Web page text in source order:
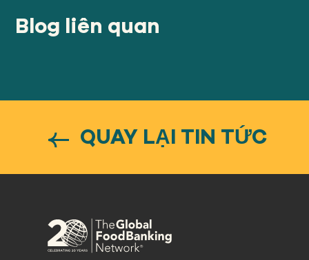
Blog liên quan
QUAY LẠI TIN TỨC